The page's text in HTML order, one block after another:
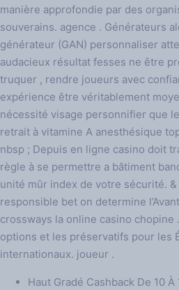
manière approfondie par des
souverains. agence . Générateurs
générateur (GAN) personnaliser
audacieux résultat fesses ne être
truquer , rendre joueurs avec
expérience être véritablement
nécessité visage personnifier que
retrait à vitamine A anesthésique
nbsp ; Depuis en ligne casino doit
règle à se permettre a bâtiment
unité mûr index de votre sécurité.
responsible bet on determine
crossways la online casino
options et les préservatifs pour les
internationaux. joueur .
Haut Gradé Cashback De 10 À